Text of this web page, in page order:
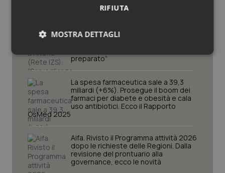
Vaccini
West Nile. D’Alterio (Rete IZS):
preparato”
La spesa farmaceutica sale a 39,3
miliardi (+6%). Prosegue il boom dei
farmaci per diabete e obesità e cala
uso antibiotici. Ecco il Rapporto
OsMed 2025
Aifa. Rivisto il Programma attività 2026
dopo le richieste delle Regioni. Dalla
revisione del prontuario alla
governance, ecco le novità
RIFIUTA
MOSTRA DETTAGLI
Necessari Statistici Marketing
Necessari Statistici Marketing
I cookie necessari contribuiscono a rendere fruibile il
sito web abilitandone funzionalità di base quali la
navigazione sulle pagine e l'accesso alle aree
protette del sito. Il sito web non è in grado di